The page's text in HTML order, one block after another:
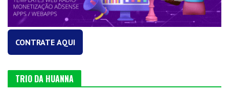
CONTRATE AQUI
TRIO DA HUANNA